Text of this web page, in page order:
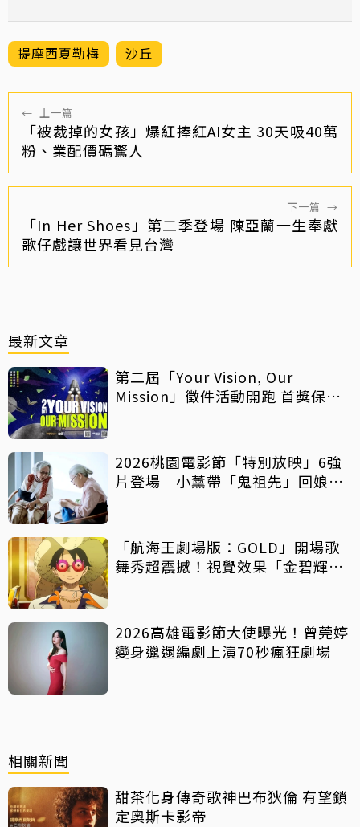
提摩西夏勒梅 沙丘
← 上一篇
「被裁掉的女孩」爆紅捧紅AI女主 30天吸40萬
粉、業配價碼驚人
下一篇 →
「In Her Shoes」第二季登場 陳亞蘭一生奉獻
歌仔戲讓世界看見台灣
最新文章
第二屆「Your Vision, Our
Mission」徵件活動開跑 首獎保證
2026桃園電影節「特別放映」6強
片登場 小薰帶「鬼祖先」回娘
「航海王劇場版：GOLD」開場歌
舞秀超震撼！視覺效果「金碧輝
2026高雄電影節大使曝光！曾莞婷
變身邋遢編劇上演70秒瘋狂劇場
相關新聞
甜茶化身傳奇歌神巴布狄倫 有望鎖
定奧斯卡影帝